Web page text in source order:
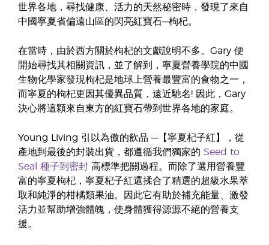
世界各地，尋找健康、活力的天然秘密時，發現了來自
中國寧夏省偏遠山區的閃亮紅寶石─枸杞。
在當時，由於西方關於枸杞的文獻說明不多。Gary 便
開始尋找其相關資訊，並了解到，寧夏營養學院的中國
生物化學家發現枸杞是地球上營養最豐富的食物之一，
而寧夏的枸杞更因其優異品質，遠近馳名! 因此，Gary
決心將這顆來自東方的紅寶石帶到世界各地的家庭。
Young Living 引以為傲的飲品 ─【寧夏杞子紅】，從
產地到最後的封裝出貨，都遵循我們獨家的 Seed to
Seal 種子到密封 高標準把關過程。而除了選用營養豐
富的寧夏枸杞，寧夏杞子紅還揉合了精選的超級水果萃
取和純淨的柑橘類果油。因此它有助於補充能量、激發
活力並幫助增強體魄，使身體獲得源源不絕的營養支
援。